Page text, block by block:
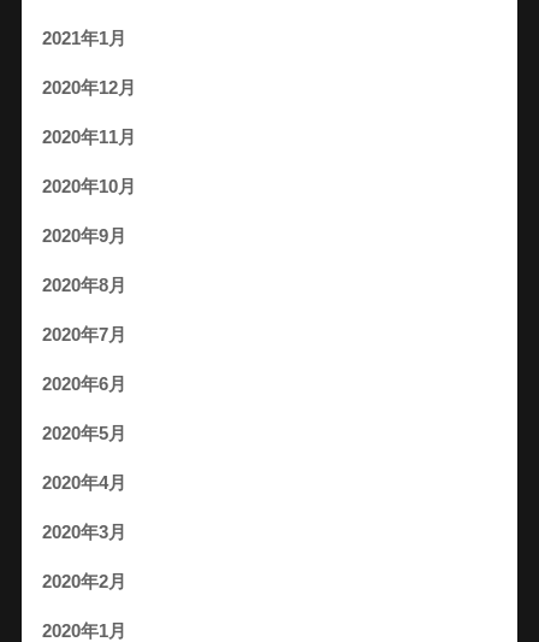
2021年1月
2020年12月
2020年11月
2020年10月
2020年9月
2020年8月
2020年7月
2020年6月
2020年5月
2020年4月
2020年3月
2020年2月
2020年1月